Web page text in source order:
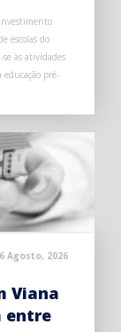
escolas do
às atividades
pré-
6 Agosto, 2026
Viana
entre